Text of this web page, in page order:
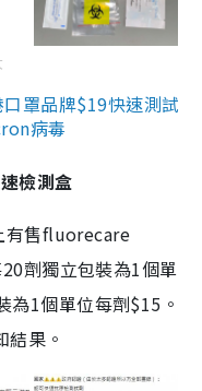
罩品牌$19快速測試
病毒
檢測盒
有售fluorecare
劑獨立包裝為1個單
1個單位每劑$15。
果。